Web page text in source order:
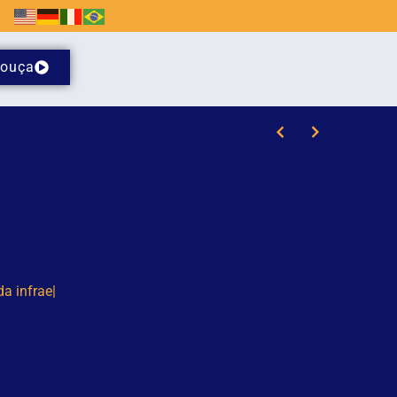
ouça